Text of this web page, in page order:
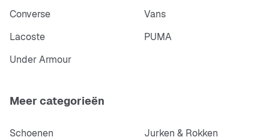
Converse
Vans
Lacoste
PUMA
Under Armour
Meer categorieën
Schoenen
Jurken & Rokken